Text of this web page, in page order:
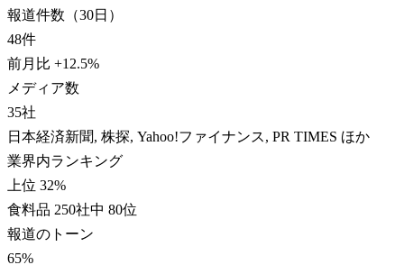
報道件数（30日）
48件
前月比 +12.5%
メディア数
35社
日本経済新聞, 株探, Yahoo!ファイナンス, PR TIMES ほか
業界内ランキング
上位 32%
食料品 250社中 80位
報道のトーン
65%